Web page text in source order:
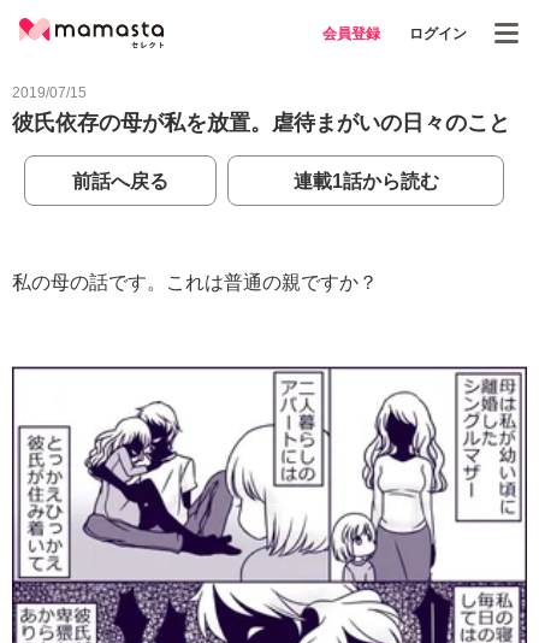
会員登録 ログイン
2019/07/15
彼氏依存の母が私を放置。虐待まがいの日々のこと
前話へ戻る 連載1話から読む
私の母の話です。これは普通の親ですか？